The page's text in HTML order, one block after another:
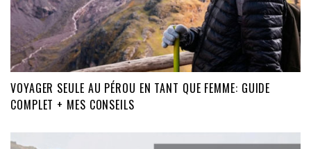
VOYAGER SEULE AU PÉROU EN TANT QUE FEMME: GUIDE
COMPLET + MES CONSEILS